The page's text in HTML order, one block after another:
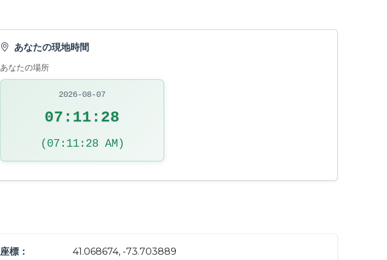
あなたの現地時間
あなたの場所
2026-08-07
07:11:29
(07:11:29 AM)
座標： 41.068674, -73.703889